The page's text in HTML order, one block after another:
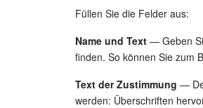
Füllen Sie die Felder aus:
Name und Text — Geben
finden. So können Sie zum
Text der Zustimmung —
werden: Überschriften